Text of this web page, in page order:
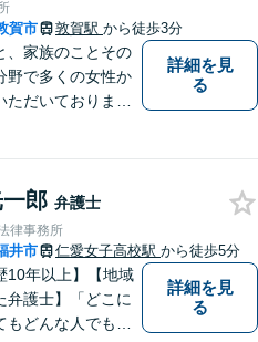
ださい。
賀市 敦賀駅 から徒歩3分
、家族のことその
野で多くの女性か
ただいておりま
で無料相談対応可
用条件はお問い合
。
詳細を見
る
郎 弁護士
律事務所
井市 仁愛女子高校駅 から徒歩5分
10年以上】【地域
弁護士】「どこに
もどんな人でも等
詳細を見
る